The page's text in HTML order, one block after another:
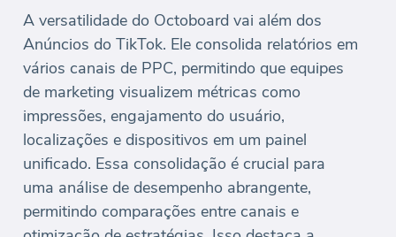
A versatilidade do Octoboard vai além dos
Anúncios do TikTok. Ele consolida relatórios em
vários canais de PPC, permitindo que equipes
de marketing visualizem métricas como
impressões, engajamento do usuário,
localizações e dispositivos em um painel
unificado. Essa consolidação é crucial para
uma análise de desempenho abrangente,
permitindo comparações entre canais e